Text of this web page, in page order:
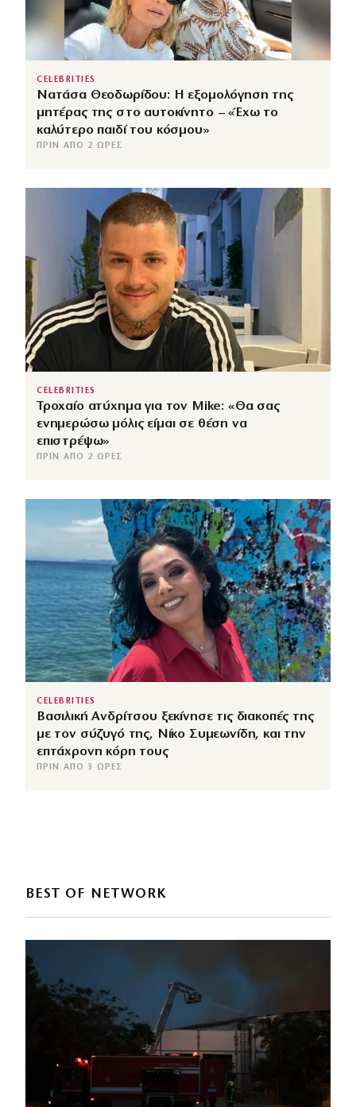
CELEBRITIES
Νατάσα Θεοδωρίδου: Η εξομολόγηση της
μητέρας της στο αυτοκίνητο – «Έχω το
καλύτερο παιδί του κόσμου»
ΠΡΙΝ ΑΠΌ 2 ΏΡΕΣ
CELEBRITIES
Τροχαίο ατύχημα για τον Mike: «Θα σας
ενημερώσω μόλις είμαι σε θέση να
επιστρέψω»
ΠΡΙΝ ΑΠΌ 2 ΏΡΕΣ
CELEBRITIES
Βασιλική Ανδρίτσου ξεκίνησε τις διακοπές της
με τον σύζυγό της, Νίκο Συμεωνίδη, και την
επτάχρονη κόρη τους
ΠΡΙΝ ΑΠΌ 3 ΏΡΕΣ
BEST OF NETWORK